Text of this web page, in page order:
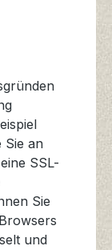
Sie an
SSL-
Sie
und